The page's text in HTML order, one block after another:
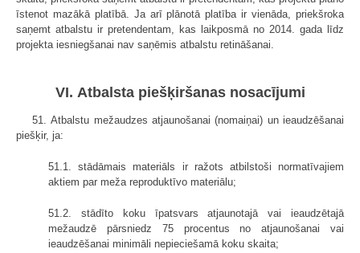
īstenot mazākā platībā. Ja arī plānotā platība ir vienāda, priekšroka
saņemt atbalstu ir pretendentam, kas laikposmā no 2014. gada līdz
projekta iesniegšanai nav saņēmis atbalstu retināšanai.
VI. Atbalsta piešķiršanas nosacījumi
51. Atbalstu mežaudzes atjaunošanai (nomaiņai) un ieaudzēšanai
piešķir, ja:
51.1. stādāmais materiāls ir ražots atbilstoši normatīvajiem
aktiem par meža reproduktīvo materiālu;
51.2. stādīto koku īpatsvars atjaunotajā vai ieaudzētajā
mežaudzē pārsniedz 75 procentus no atjaunošanai vai
ieaudzēšanai minimāli nepieciešamā koku skaita;